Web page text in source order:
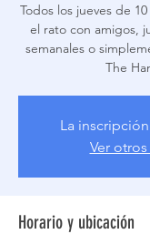
Todos los jueves de
el rato con amigos,
semanales o
The
La
Ver
Horario y ubicación